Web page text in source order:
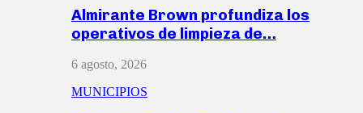
Almirante Brown profundiza los
operativos de limpieza de…
6 agosto, 2026
MUNICIPIOS